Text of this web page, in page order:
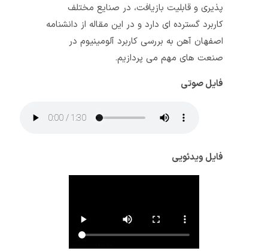
پذیری و قابلیت بازیافت، در صنایع مختلف
کاربرد گسترده‌ ای دارد و در این مقاله از دانشنامه
اصفهان آهن به بررسی کاربرد آلومینیوم در
صنعت های مهم می پردازیم.
فایل صوتی
فایل ویدئویی